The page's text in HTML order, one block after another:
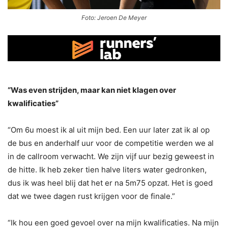
Foto: Jeroen De Meyer
“Was even strijden, maar kan niet klagen over
kwalificaties”
“Om 6u moest ik al uit mijn bed. Een uur later zat ik al op
de bus en anderhalf uur voor de competitie werden we al
in de callroom verwacht. We zijn vijf uur bezig geweest in
de hitte. Ik heb zeker tien halve liters water gedronken,
dus ik was heel blij dat het er na 5m75 opzat. Het is goed
dat we twee dagen rust krijgen voor de finale.”
“Ik hou een goed gevoel over na mijn kwalificaties. Na mijn